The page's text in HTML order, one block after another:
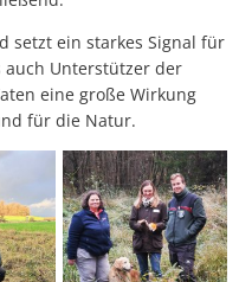
setzt ein starkes Signal für
auch Unterstützer der
eine große Wirkung
für die Natur.